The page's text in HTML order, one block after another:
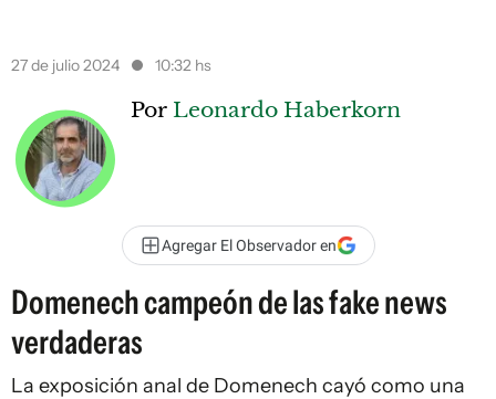
27 de julio 2024 10:32 hs
Por Leonardo Haberkorn
Agregar El Observador en
Domenech campeón de las fake news
verdaderas
La exposición anal de Domenech cayó como una